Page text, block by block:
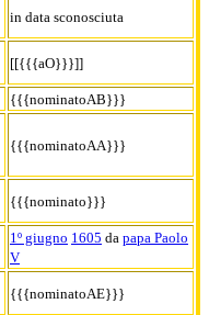
in data sconosciuta
[[{{{aO}}}]]
{{{nominatoAB}}}
{{{nominatoAA}}}
{{{nominato}}}
1º giugno 1605 da papa Paolo
V
{{{nominatoAE}}}